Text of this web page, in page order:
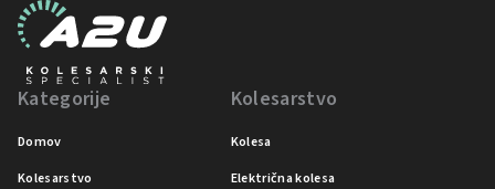
Kategorije
Domov
Kolesarstvo
Kolesarstvo
Kolesa
Električna kolesa